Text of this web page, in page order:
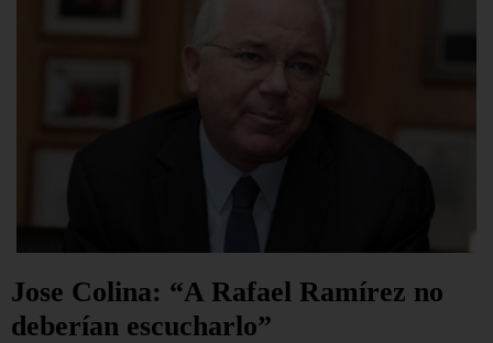
Jose Colina: “A Rafael Ramírez no
deberían escucharlo”